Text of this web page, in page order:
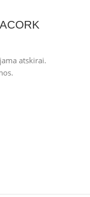
atskirai.